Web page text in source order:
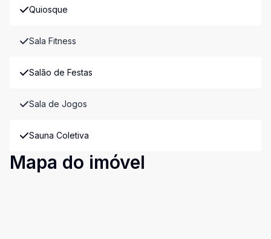
Quiosque
Sala Fitness
Salão de Festas
Sala de Jogos
Sauna Coletiva
Mapa do imóvel